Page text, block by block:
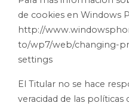
de cookies en Windows
http://
to/wp7/web/changing-
settings
El Titular no se hace
veracidad de las políticas